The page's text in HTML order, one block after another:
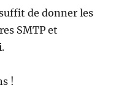
de donner les
SMTP et
!